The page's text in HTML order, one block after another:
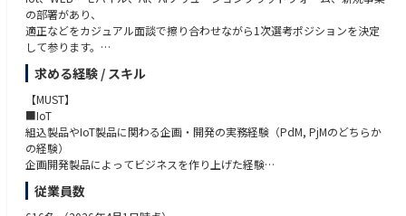
・第2創業期のようなフェーズなので、裁量を持った仕事ができます。
■当社について：
「建設業界をアップデートする。」をビジョンに、建設中小企業の経営課
題の解決と生産性の向上を目的としたさまざまなサービスを展開していま
す。
建設マッチングメディア「CAREECON」と、統合型ビジネスツール「CAR
EECON Plus」からなる「CAREECON Platform」で産業構造の変革に取り
組んでおり、当社のプロダクトは経済産業省の認定のIT支援ツールとして
認定されています。
の部署があり、
適正などをカジュアル面談で擦り合わせながら1次選考ポジションを決定
して参ります。
■IoTデバイス
IoTプロダクトマネージャーの部署は、IoTデバイスプロダクトの企画開発
を推進しており、現在、10名ほどのプロダクトマネージャーが在籍してい
ます。
常時、プロダクトの新規企画／開発〜お客様のフィードバックを受けての
改善活動など、いくつかのプロジェクトを、同時多発的に展開しており、
機能改善といった、企画開発を推進するための幅広い役割を担っていま
す。
求める経験 / スキル
【MUST】
■IoT
組込製品やIoT製品に関わる企画・開発の実務経験（PdM, PjMのどちらか
の経験）
企画開発製品によってビジネスを作り上げた経験
ハードウェア開発ベンダーの選定、開発内容の折衝、開発マネジメント
社内外のステークホルダーとの調整・交渉を通して商品企画を推進した経
従業員数